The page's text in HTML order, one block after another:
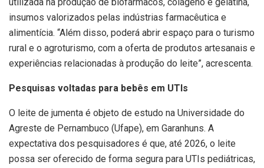
insumos valorizados pelas indústrias farmacêutica e
alimentícia. “Além disso, poderá abrir espaço para o turismo
rural e o agroturismo, com a oferta de produtos artesanais e
experiências relacionadas à produção do leite”, acrescenta.
Pesquisas voltadas para bebês em UTIs
O leite de jumenta é objeto de estudo na Universidade do
Agreste de Pernambuco (Ufape), em Garanhuns. A
expectativa dos pesquisadores é que, até 2026, o leite
possa ser oferecido de forma segura para UTIs pediátricas,